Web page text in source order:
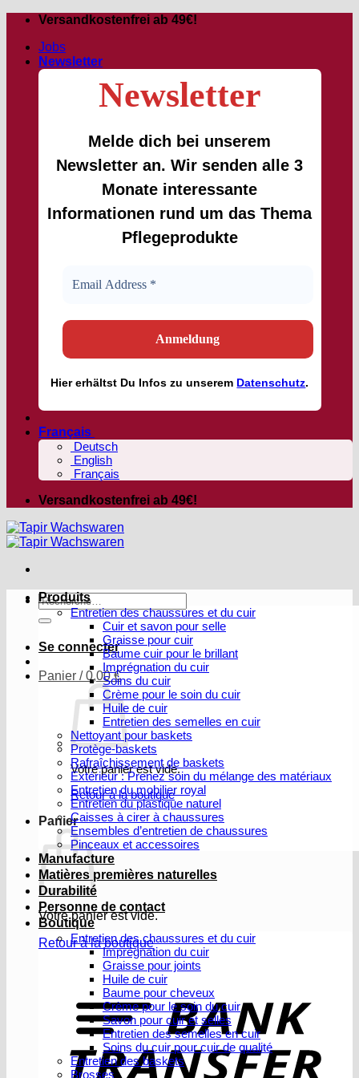
Passer
contenu
Versandkostenfrei ab 49€!
Jobs
Newsletter
Newsletter
Melde dich bei unserem
Newsletter an. Wir senden alle 3
Monate interessante
Informationen rund um das Thema
Pflegeprodukte
Hiererhältst Du Infos zu unserem Datenschutz.
Français
Deutsch
English
Français
Versandkostenfrei ab 49€!
Recherche
pour :
Se connecter
Panier /0,00€
Votre panier est vide.
Retour à la boutique
Panier
Votre panier est vide.
Retour à la boutique
Produits
Entretien des chaussures et du cuir
Cuir et savon pour selle
Graisse pour cuir
Baume cuir pour le brillant
Imprégnation du cuir
Soins du cuir
Crème pour le soin du cuir
Huile de cuir
Entretien des semelles en cuir
Nettoyant pour baskets
Protège-baskets
Rafraîchissement de baskets
Extérieur : Prenez soin du mélange des matériaux
Entretien du mobilier royal
Entretien du plastique naturel
Caisses à cirer à chaussures
Ensembles d’entretien de chaussures
Pinceaux et accessoires
Manufacture
Matières premières naturelles
Durabilité
Personne de contact
Boutique
Entretien des chaussures et du cuir
Imprégnation du cuir
Graisse pour joints
Huile de cuir
Baume pour cheveux
Crème pour le soin du cuir
Savon pour cuir et selles
Entretien des semelles en cuir
Soins du cuir pour cuir de qualité
Entretien des baskets
Brosses